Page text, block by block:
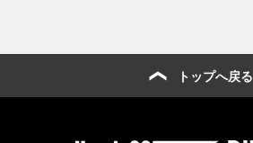
トップへ戻る